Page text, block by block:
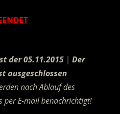
der 05.11.2015 | Der
ausgeschlossen
nach Ablauf des
per E-mail benachrichtigt!